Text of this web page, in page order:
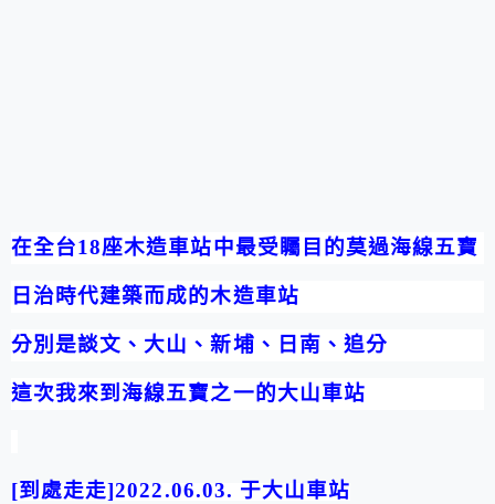
在全台18座木造車站中最受矚目的莫過海線五寶
日治時代建築而成的木造車站
分別是談文、大山、新埔、日南、追分
這次我來到海線五寶之一的大山車站
[到處走走]2022.06.03. 于大山車站